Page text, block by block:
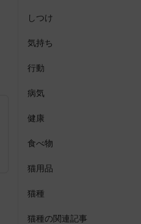
しつけ
気持ち
行動
病気
健康
食べ物
猫用品
猫種
猫種の関連記事